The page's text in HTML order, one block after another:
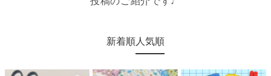
新着順 人気順